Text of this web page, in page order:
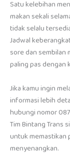
Satu kelebihan
makan sekali
tidak selalu
Jadwal
sore dan sembilan
paling pas dengan
Jika kamu ingin
informasi lebih
hubungi nomor
Tim Bintang Trans
untuk memastikan
menyenangkan.